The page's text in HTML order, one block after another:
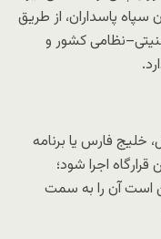
سپاه پاسداران، از طریق
کشور و
خلیج فارس یا برنامه
اجرا شود؛
است آن را به سمت